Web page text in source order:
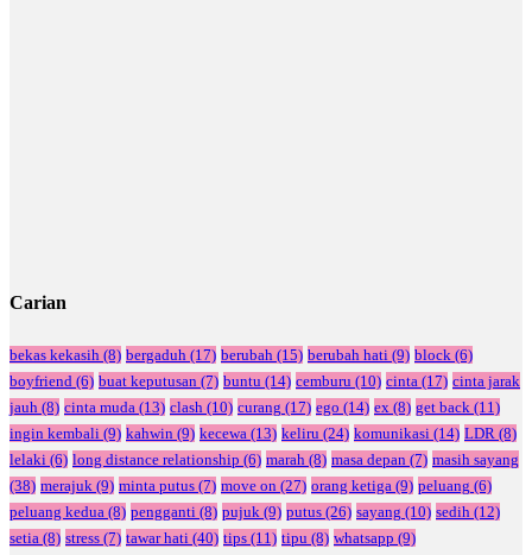
Carian
bekas kekasih (8) bergaduh (17) berubah (15) berubah hati (9) block (6)
boyfriend (6) buat keputusan (7) buntu (14) cemburu (10) cinta (17) cinta jarak
jauh (8) cinta muda (13) clash (10) curang (17) ego (14) ex (8) get back (11)
ingin kembali (9) kahwin (9) kecewa (13) keliru (24) komunikasi (14) LDR (8)
lelaki (6) long distance relationship (6) marah (8) masa depan (7) masih sayang
(38) merajuk (9) minta putus (7) move on (27) orang ketiga (9) peluang (6)
peluang kedua (8) pengganti (8) pujuk (9) putus (26) sayang (10) sedih (12)
setia (8) stress (7) tawar hati (40) tips (11) tipu (8) whatsapp (9)